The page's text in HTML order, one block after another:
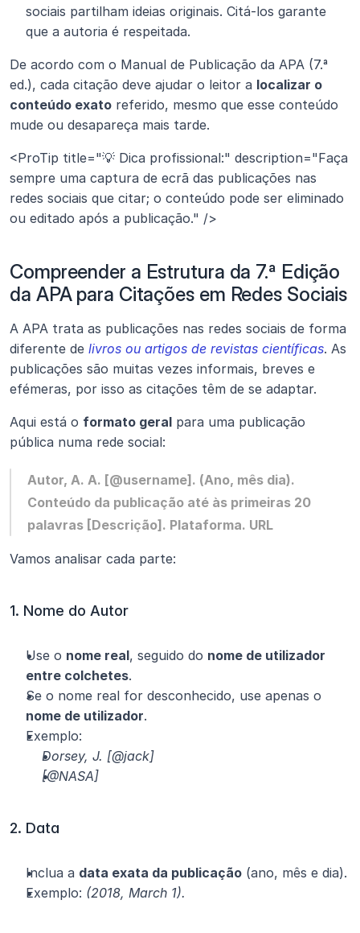
sociais partilham ideias originais. Citá-los garante
que a autoria é respeitada.
De acordo com o Manual de Publicação da APA (7.ª
ed.), cada citação deve ajudar o leitor a localizar o
conteúdo exato referido, mesmo que esse conteúdo
mude ou desapareça mais tarde.
<ProTip title="💡 Dica profissional:" description="Faça
sempre uma captura de ecrã das publicações nas
redes sociais que citar; o conteúdo pode ser eliminado
ou editado após a publicação." />
Compreender a Estrutura da 7.ª Edição
da APA para Citações em Redes Sociais
A APA trata as publicações nas redes sociais de forma
diferente de livros ou artigos de revistas científicas. As
publicações são muitas vezes informais, breves e
efémeras, por isso as citações têm de se adaptar.
Aqui está o formato geral para uma publicação
pública numa rede social:
Autor, A. A. [@username]. (Ano, mês dia).
Conteúdo da publicação até às primeiras 20
palavras [Descrição]. Plataforma. URL
Vamos analisar cada parte:
1. Nome do Autor
Use o nome real, seguido do nome de utilizador
entre colchetes.
nome de utilizador.
Exemplo:
Dorsey, J. [@jack]
[@NASA]
2. Data
Inclua a data exata da publicação (ano, mês e dia).
Exemplo: (2018, March 1).